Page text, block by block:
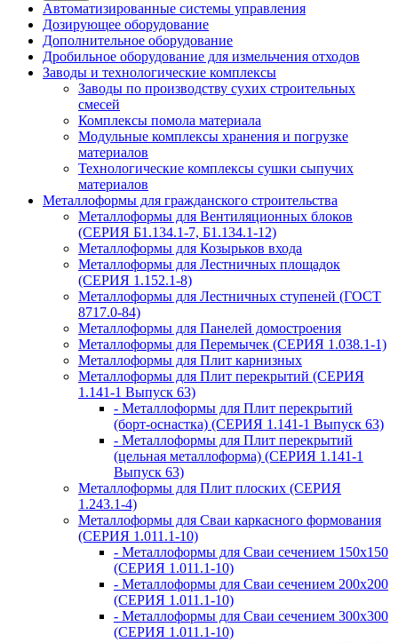
Автоматизированные системы управления
Дозирующее оборудование
Дополнительное оборудование
Дробильное оборудование для измельчения отходов
Заводы и технологические комплексы
Заводы по производству сухих строительных
смесей
Комплексы помола материала
Модульные комплексы хранения и погрузке
материалов
Технологические комплексы сушки сыпучих
материалов
Металлоформы для гражданского строительства
Металлоформы для Вентиляционных блоков
(СЕРИЯ Б1.134.1-7, Б1.134.1-12)
Металлоформы для Козырьков входа
Металлоформы для Лестничных площадок
(СЕРИЯ 1.152.1-8)
Металлоформы для Лестничных ступеней (ГОСТ
8717.0-84)
Металлоформы для Панелей домостроения
Металлоформы для Перемычек (СЕРИЯ 1.038.1-1)
Металлоформы для Плит карнизных
Металлоформы для Плит перекрытий (СЕРИЯ
1.141-1 Выпуск 63)
- Металлоформы для Плит перекрытий
(борт-оснастка) (СЕРИЯ 1.141-1 Выпуск 63)
- Металлоформы для Плит перекрытий
(цельная металлоформа) (СЕРИЯ 1.141-1
Выпуск 63)
Металлоформы для Плит плоских (СЕРИЯ
1.243.1-4)
Металлоформы для Сваи каркасного формования
(СЕРИЯ 1.011.1-10)
- Металлоформы для Сваи сечением 150х150
(СЕРИЯ 1.011.1-10)
- Металлоформы для Сваи сечением 200х200
(СЕРИЯ 1.011.1-10)
- Металлоформы для Сваи сечением 300х300
(СЕРИЯ 1.011.1-10)